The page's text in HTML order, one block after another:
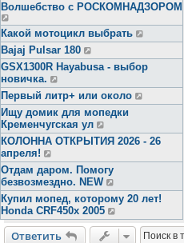
Волшебство с РОСКОМНАДЗОРОМ
Какой мотоцикл выбрать
Bajaj Pulsar 180
GSX1300R Hayabusa - выбор
новичка.
Первый литр+ или около
Ищу домик для мопедки
Кременчугская ул
КОЛОННА ОТКРЫТИЯ 2026 - 26
апреля!
Отдам даром. Помогу
безвозмездно. NEW
Купил мопед, которому 20 лет!
Honda CRF450x 2005
Ответить